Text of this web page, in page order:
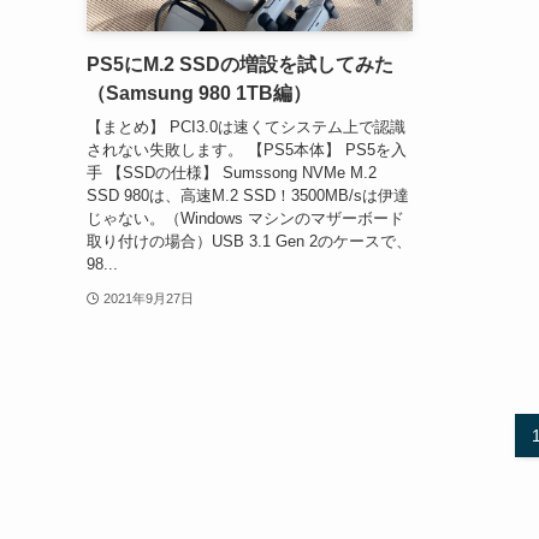
PS5にM.2 SSDの増設を試してみた
（Samsung 980 1TB編）
【まとめ】 PCI3.0は速くてシステム上で認識
されない失敗します。 【PS5本体】 PS5を入
手 【SSDの仕様】 Sumssong NVMe M.2
SSD 980は、高速M.2 SSD！3500MB/sは伊達
じゃない。（Windows マシンのマザーボード
取り付けの場合）USB 3.1 Gen 2のケースで、
98...
2021年9月27日
1